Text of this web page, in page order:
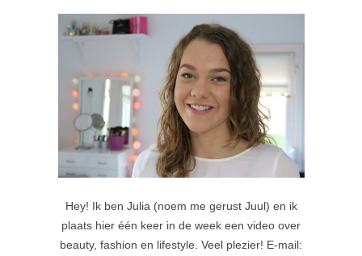
Hey! Ik ben Julia (noem me gerust Juul) en ik
plaats hier één keer in de week een video over
beauty, fashion en lifestyle. Veel plezier! E-mail: